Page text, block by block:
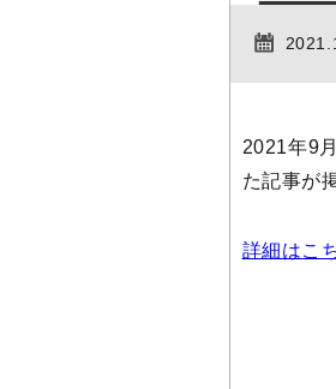
2021年9
た記事が
詳細はこ